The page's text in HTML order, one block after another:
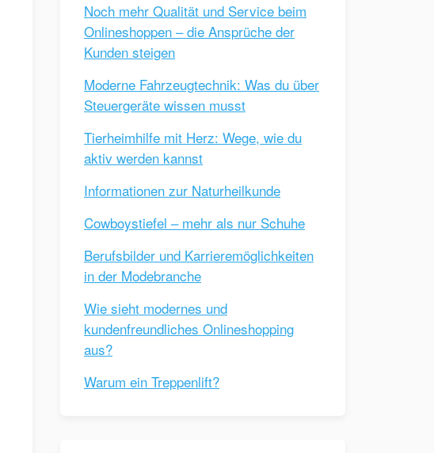
Noch mehr Qualität und Service beim
Onlineshoppen – die Ansprüche der
Kunden steigen
Moderne Fahrzeugtechnik: Was du über
Steuergeräte wissen musst
Tierheimhilfe mit Herz: Wege, wie du
aktiv werden kannst
Informationen zur Naturheilkunde
Cowboystiefel – mehr als nur Schuhe
Berufsbilder und Karrieremöglichkeiten
in der Modebranche
Wie sieht modernes und
kundenfreundliches Onlineshopping
aus?
Warum ein Treppenlift?